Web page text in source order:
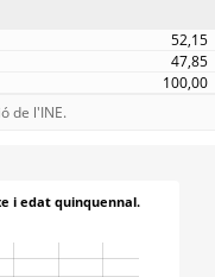
52,15
47,85
100,00
de l'INE.